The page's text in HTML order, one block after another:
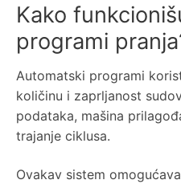
Kako
programi
Automatski programi
količinu i zaprljanost
podataka, mašina
trajanje ciklusa.
Ovakav sistem